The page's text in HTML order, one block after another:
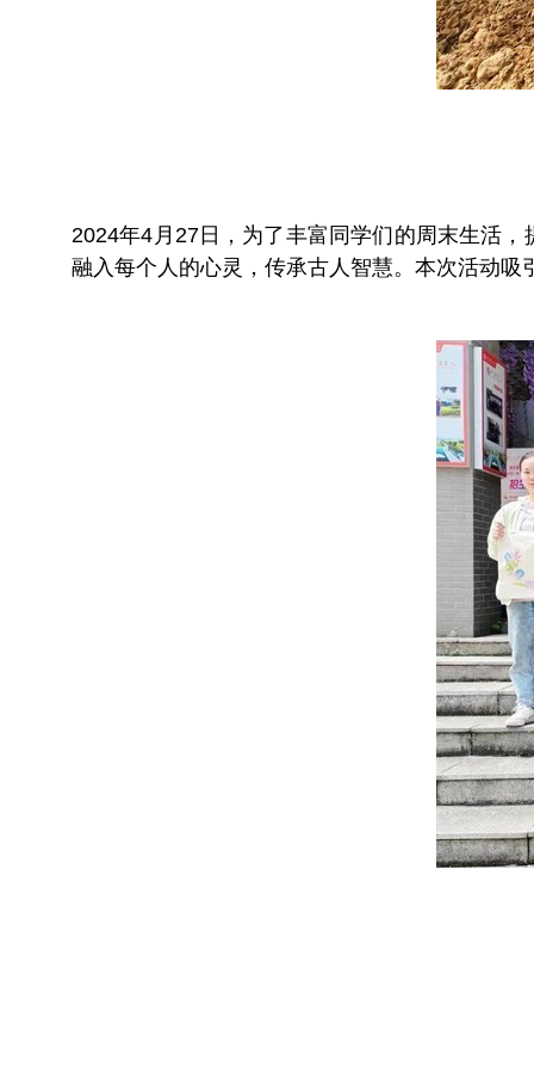
2024年4月27日，为了丰富同学们的周末生活
融入每个人的心灵，传承古人智慧。本次活动